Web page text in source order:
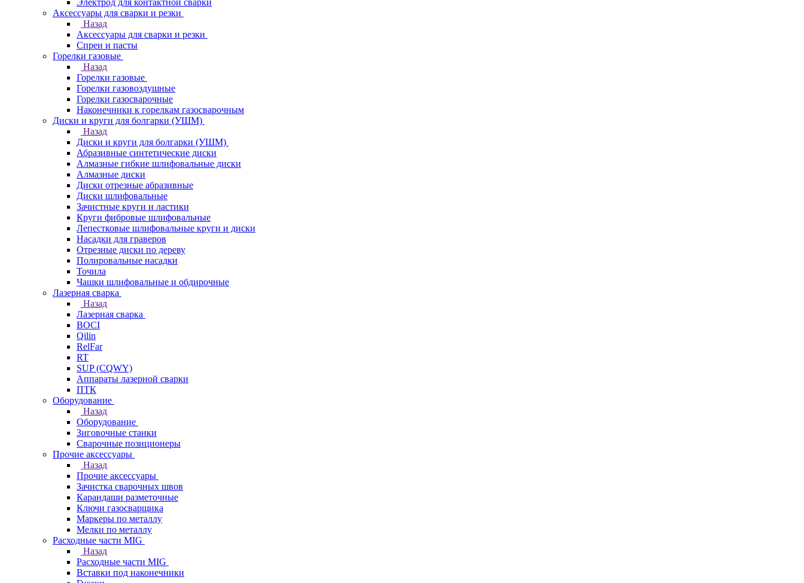
Электрод для контактной сварки
Аксессуары для сварки и резки
Назад
Аксессуары для сварки и резки
Спреи и пасты
Горелки газовые
Назад
Горелки газовые
Горелки газовоздушные
Горелки газосварочные
Наконечники к горелкам газосварочным
Диски и круги для болгарки (УШМ)
Назад
Диски и круги для болгарки (УШМ)
Абразивные синтетические диски
Алмазные гибкие шлифовальные диски
Алмазные диски
Диски отрезные абразивные
Диски шлифовальные
Зачистные круги и ластики
Круги фибровые шлифовальные
Лепестковые шлифовальные круги и диски
Насадки для граверов
Отрезные диски по дереву
Полировальные насадки
Точила
Чашки шлифовальные и обдирочные
Лазерная сварка
Назад
Лазерная сварка
BOCI
Qilin
RelFar
RT
SUP (CQWY)
Аппараты лазерной сварки
ПТК
Оборудование
Назад
Оборудование
Зиговочные станки
Сварочные позиционеры
Прочие аксессуары
Назад
Прочие аксессуары
Зачистка сварочных швов
Карандаши разметочные
Ключи газосварщика
Маркеры по металлу
Мелки по металлу
Расходные части MIG
Назад
Расходные части MIG
Вставки под наконечники